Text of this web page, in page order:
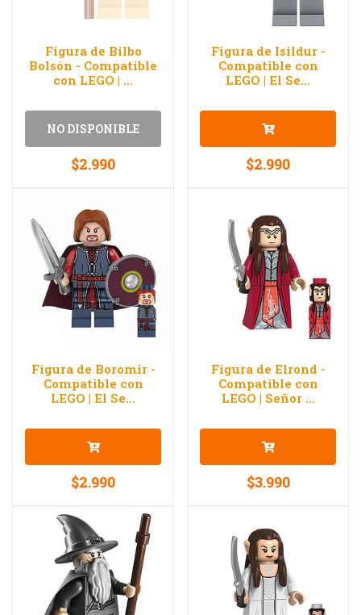
Figura de Bilbo
Bolsón - Compatible
con LEGO | ...
NO DISPONIBLE
$2.990
Figura de Isildur -
Compatible con
LEGO | El Se...
$2.990
Figura de Boromir -
Compatible con
LEGO | El Se...
$2.990
Figura de Elrond -
Compatible con
LEGO | Señor ...
$3.990